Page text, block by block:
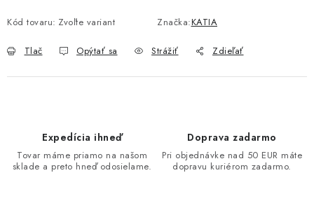
Kód tovaru: Zvoľte variant Značka:KATIA
Tlač Opýtať sa Strážiť Zdieľať
Expedícia ihneď
Tovar máme priamo na našom
sklade a preto hneď odosielame.
Doprava zadarmo
Pri objednávke nad 50 EUR máte
dopravu kuriérom zadarmo.